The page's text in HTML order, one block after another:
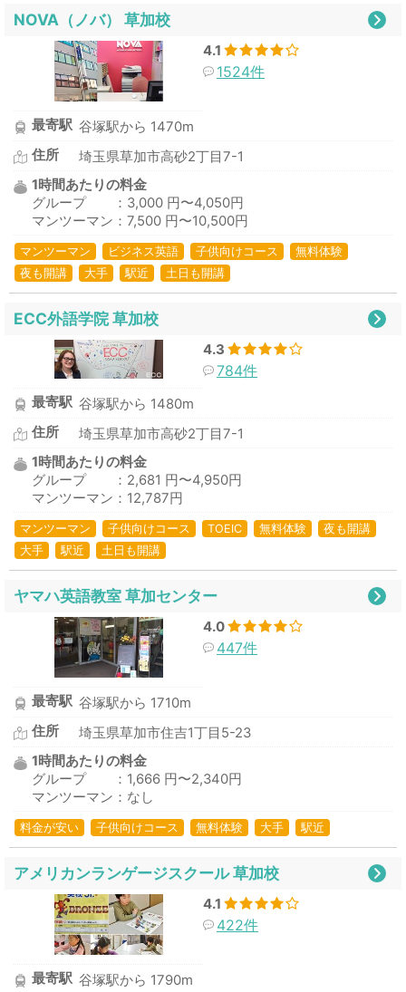
NOVA（ノバ） 草加校
4.1
1524件
最寄駅 谷塚駅から 1470m
住所
埼玉県草加市高砂2丁目7-1
1時間あたりの料金
グループ ：3,000 円〜4,050円
マンツーマン：7,500 円〜10,500円
マンツーマン ビジネス英語 子供向けコース
無料体験
夜も開講
大手 駅近 土日も開講
ECC外語学院 草加校
4.3
784件
最寄駅 谷塚駅から 1480m
住所
埼玉県草加市高砂2丁目7-1
1時間あたりの料金
グループ ：2,681 円〜4,950円
マンツーマン：12,787円
マンツーマン 子供向けコース TOEIC 無料体験
夜も開講
大手
駅近 土日も開講
ヤマハ英語教室 草加センター
4.0
447件
最寄駅 谷塚駅から 1710m
住所
埼玉県草加市住吉1丁目5-23
1時間あたりの料金
グループ ：1,666 円〜2,340円
マンツーマン：なし
料金が安い 子供向けコース 無料体験 大手 駅近
アメリカンランゲージスクール 草加校
4.1
422件
最寄駅 谷塚駅から 1790m